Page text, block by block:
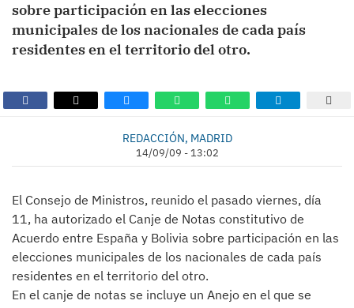
sobre participación en las elecciones
municipales de los nacionales de cada país
residentes en el territorio del otro.
REDACCIÓN, MADRID
14/09/09 - 13:02
El Consejo de Ministros, reunido el pasado viernes, día
11, ha autorizado el Canje de Notas constitutivo de
Acuerdo entre España y Bolivia sobre participación en las
elecciones municipales de los nacionales de cada país
residentes en el territorio del otro.
En el canje de notas se incluye un Anejo en el que se